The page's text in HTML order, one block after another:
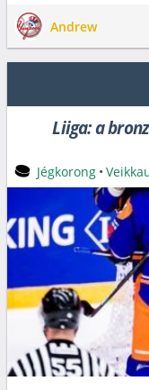
Andrew
Liiga: a
Jégkorong •